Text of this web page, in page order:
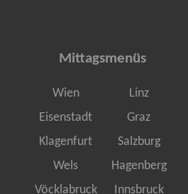
Mittagsmenüs
Wien
Linz
Eisenstadt
Graz
Klagenfurt
Salzburg
Wels
Hagenberg
Vöcklabruck
Innsbruck